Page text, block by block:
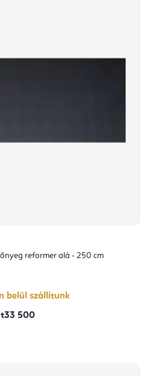
reformer alá - 250 cm
belül szállítunk
500